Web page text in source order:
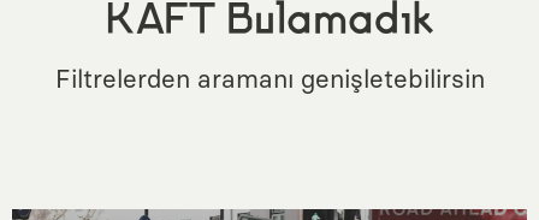
KAFT Bulamadık
Filtrelerden aramanı genişletebilirsin